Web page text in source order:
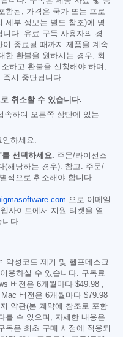
함됨, 가격은 국가 또는 프로
세부 정보는 별도 참조)에 명
다. 유료 구독 사용자의 경
종료될 때까지 제품을 계속
한 환불을 원하시는 경우, 최
하고 환불을 신청해야 하며,
즉시 중단됩니다.
취소할 수 있습니다.
속하여 오른쪽 상단에 있는
인하세요.
선택하세요. 주문/라이선스
(해당하는 경우). 참고: 주문/
적으로 취소해야 합니다.
으로 이메일
웹사이트에서 지원 티켓을 열
다.
악성코드 제거 및 헬프데스크
용하실 수 있습니다. 구독료
버전은 6개월마다 $49.98
버전은 6개월마다 $79.98
약관(본 계약에 참조로 포함
를 수 있으며, 자세한 내용은
독은 최초 구매 시점에 적용되